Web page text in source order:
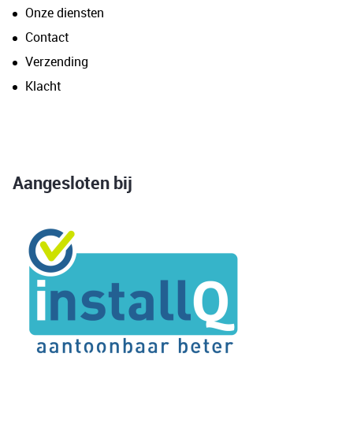
Onze diensten
Contact
Verzending
Klacht
Aangesloten bij